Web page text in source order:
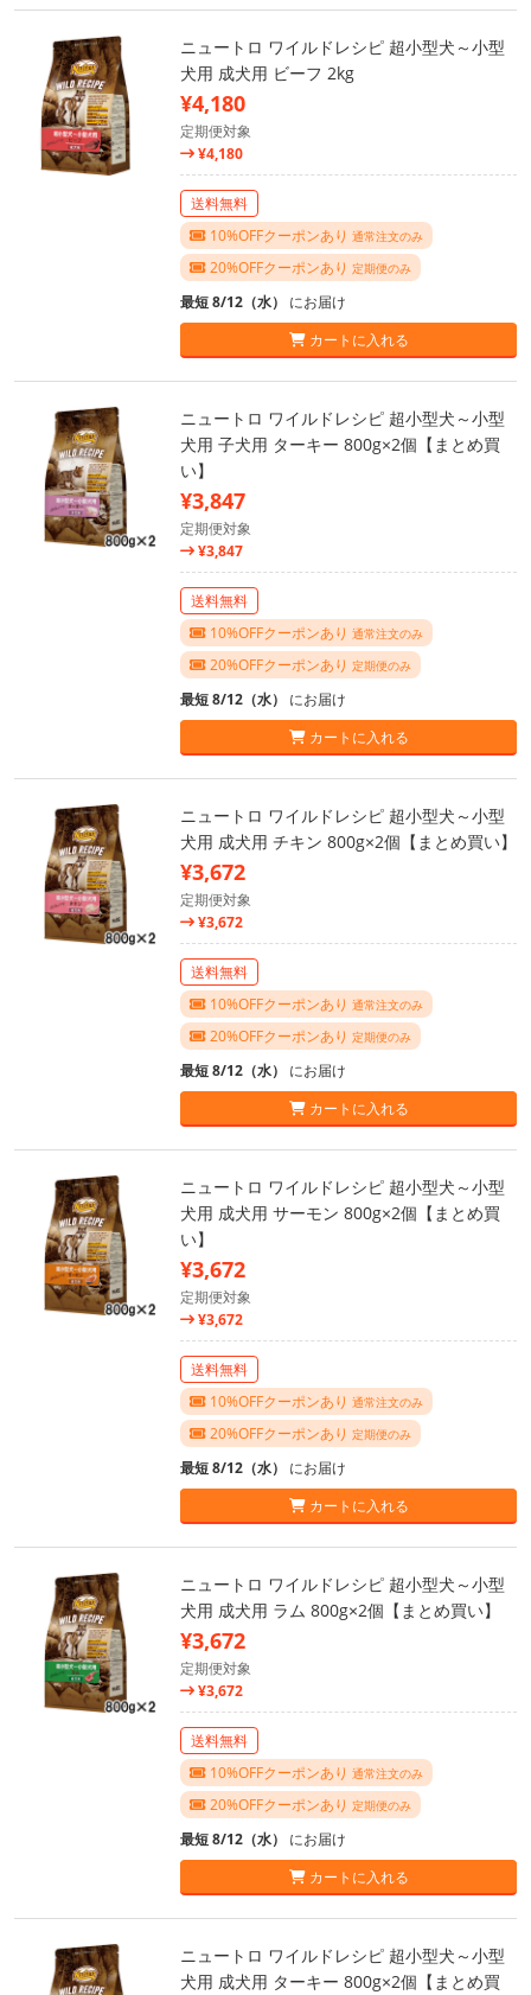
ニュートロ ワイルドレシピ 超小型犬～小型
犬用 成犬用 ビーフ 2kg
¥4,180
定期便対象
¥4,180
送料無料
10%OFFクーポンあり 通常注文のみ
20%OFFクーポンあり 定期便のみ
最短 8/12（水） にお届け
カートに入れる
ニュートロ ワイルドレシピ 超小型犬～小型
犬用 子犬用 ターキー 800g×2個【まとめ買
い】
¥3,847
定期便対象
¥3,847
送料無料
10%OFFクーポンあり 通常注文のみ
20%OFFクーポンあり 定期便のみ
最短 8/12（水） にお届け
カートに入れる
ニュートロ ワイルドレシピ 超小型犬～小型
犬用 成犬用 チキン 800g×2個【まとめ買い】
¥3,672
定期便対象
¥3,672
送料無料
10%OFFクーポンあり 通常注文のみ
20%OFFクーポンあり 定期便のみ
最短 8/12（水） にお届け
カートに入れる
ニュートロ ワイルドレシピ 超小型犬～小型
犬用 成犬用 サーモン 800g×2個【まとめ買
い】
¥3,672
定期便対象
¥3,672
送料無料
10%OFFクーポンあり 通常注文のみ
20%OFFクーポンあり 定期便のみ
最短 8/12（水） にお届け
カートに入れる
ニュートロ ワイルドレシピ 超小型犬～小型
犬用 成犬用 ラム 800g×2個【まとめ買い】
¥3,672
定期便対象
¥3,672
送料無料
10%OFFクーポンあり 通常注文のみ
20%OFFクーポンあり 定期便のみ
最短 8/12（水） にお届け
カートに入れる
ニュートロ ワイルドレシピ 超小型犬～小型
犬用 成犬用 ターキー 800g×2個【まとめ買